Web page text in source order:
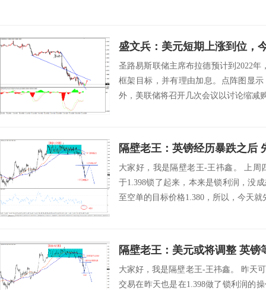
盛文兵：美元短期上涨到位，
圣路易斯联储主席布拉德预计到2022年
框架目标，并有理由加息。点阵图显
外，美联储将召开几次会议以讨论缩减
隔壁老王：英镑经历暴跌之后
大家好，我是隔壁老王-王祎鑫。 上周
于1.398锁了起来，本来是锁利润，没
至空单的目标价格1.380，所以，今天就
隔壁老王：美元或将调整 英镑
大家好，我是隔壁老王-王祎鑫。 昨天
交易在昨天也是在1.398做了锁利润的